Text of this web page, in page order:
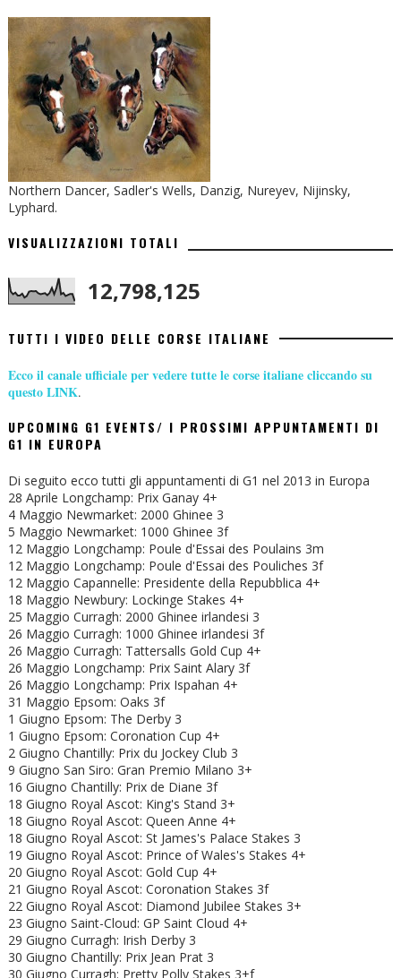
Northern Dancer, Sadler's Wells, Danzig, Nureyev, Nijinsky,
Lyphard.
VISUALIZZAZIONI TOTALI
12,798,125
TUTTI I VIDEO DELLE CORSE ITALIANE
Ecco il canale ufficiale per vedere tutte le corse italiane cliccando su
questo LINK.
UPCOMING G1 EVENTS/ I PROSSIMI APPUNTAMENTI DI
G1 IN EUROPA
Di seguito ecco tutti gli appuntamenti di G1 nel 2013 in Europa
28 Aprile Longchamp: Prix Ganay 4+
4 Maggio Newmarket: 2000 Ghinee 3
5 Maggio Newmarket: 1000 Ghinee 3f
12 Maggio Longchamp: Poule d'Essai des Poulains 3m
12 Maggio Longchamp: Poule d'Essai des Pouliches 3f
12 Maggio Capannelle: Presidente della Repubblica 4+
18 Maggio Newbury: Lockinge Stakes 4+
25 Maggio Curragh: 2000 Ghinee irlandesi 3
26 Maggio Curragh: 1000 Ghinee irlandesi 3f
26 Maggio Curragh: Tattersalls Gold Cup 4+
26 Maggio Longchamp: Prix Saint Alary 3f
26 Maggio Longchamp: Prix Ispahan 4+
31 Maggio Epsom: Oaks 3f
1 Giugno Epsom: The Derby 3
1 Giugno Epsom: Coronation Cup 4+
2 Giugno Chantilly: Prix du Jockey Club 3
9 Giugno San Siro: Gran Premio Milano 3+
16 Giugno Chantilly: Prix de Diane 3f
18 Giugno Royal Ascot: King's Stand 3+
18 Giugno Royal Ascot: Queen Anne 4+
18 Giugno Royal Ascot: St James's Palace Stakes 3
19 Giugno Royal Ascot: Prince of Wales's Stakes 4+
20 Giugno Royal Ascot: Gold Cup 4+
21 Giugno Royal Ascot: Coronation Stakes 3f
22 Giugno Royal Ascot: Diamond Jubilee Stakes 3+
23 Giugno Saint-Cloud: GP Saint Cloud 4+
29 Giugno Curragh: Irish Derby 3
30 Giugno Chantilly: Prix Jean Prat 3
30 Giugno Curragh: Pretty Polly Stakes 3+f